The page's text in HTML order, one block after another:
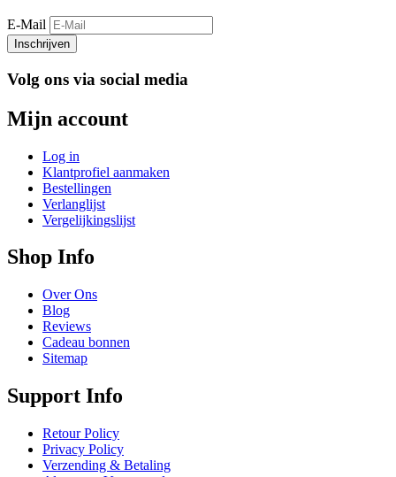
E-Mail
Inschrijven
Volg ons via social media
Mijn account
Log in
Klantprofiel aanmaken
Bestellingen
Verlanglijst
Vergelijkingslijst
Shop Info
Over Ons
Blog
Reviews
Cadeau bonnen
Sitemap
Support Info
Retour Policy
Privacy Policy
Verzending & Betaling